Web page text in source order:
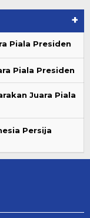
+
Piala Presiden
Piala Presiden
Juara Piala
Persija